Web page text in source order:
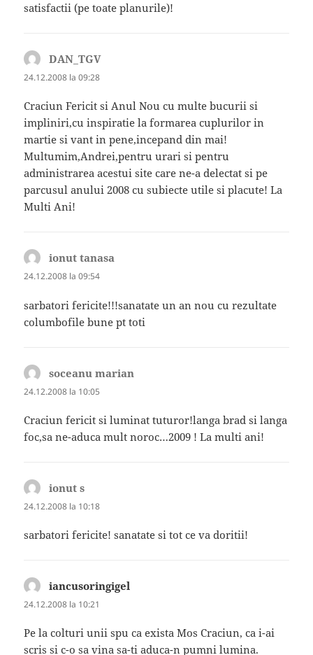
satisfactii (pe toate planurile)!
DAN_TGVspune:
24.12.2008 la 09:28
Craciun Fericit si Anul Nou cu multe bucurii si
impliniri,cu inspiratie la formarea cuplurilor in
martie si vant in pene,incepand din mai!
Multumim,Andrei,pentru urari si pentru
administrarea acestui site care ne-a delectat si pe
parcusul anului 2008 cu subiecte utile si placute! La
Multi Ani!
ionut tanasa
24.12.2008 la 09:54
sarbatori fericite!!!sanatate un an nou cu rezultate
columbofile bune pt toti
soceanu marian
24.12.2008 la 10:05
Craciun fericit si luminat tuturor!langa brad si langa
foc,sa ne-aduca mult noroc…2009 ! La multi ani!
ionut s
24.12.2008 la 10:18
sarbatori fericite! sanatate si tot ce va doritii!
iancusoringigel
24.12.2008 la 10:21
Pe la colturi unii spu ca exista Mos Craciun, ca i-ai
scris si c-o sa vina sa-ti aduca-n pumni lumina.